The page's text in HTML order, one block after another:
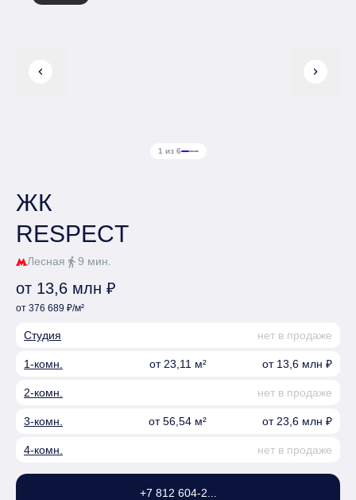
chevron_left chevron_right
1 из 6
ЖК
RESPECT
Лесная directions_walk9 мин.
от 13,6 млн ₽
от 376 689 ₽/м²
Студия нет в продаже
1-комн. от 23,11 м² от 13,6 млн ₽
2-комн. нет в продаже
3-комн. от 56,54 м² от 23,6 млн ₽
4-комн. нет в продаже
+7 812 604-2...